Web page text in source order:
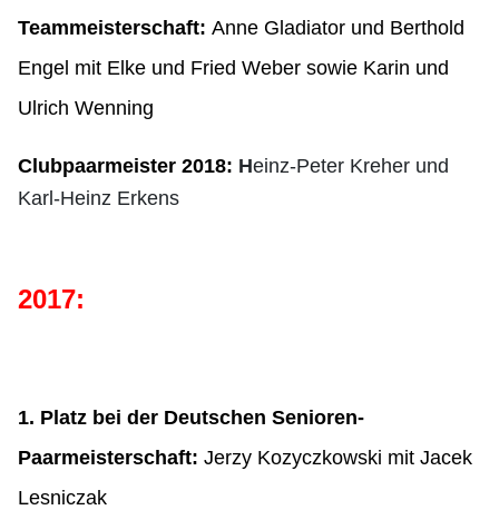
Teammeisterschaft: Anne Gladiator und Berthold
Engel mit Elke und Fried Weber sowie Karin und
Ulrich Wenning
Clubpaarmeister 2018: Heinz-Peter Kreher und
Karl-Heinz Erkens
2017:
1. Platz bei der Deutschen Senioren-
Paarmeisterschaft: Jerzy Kozyczkowski mit Jacek
Lesniczak